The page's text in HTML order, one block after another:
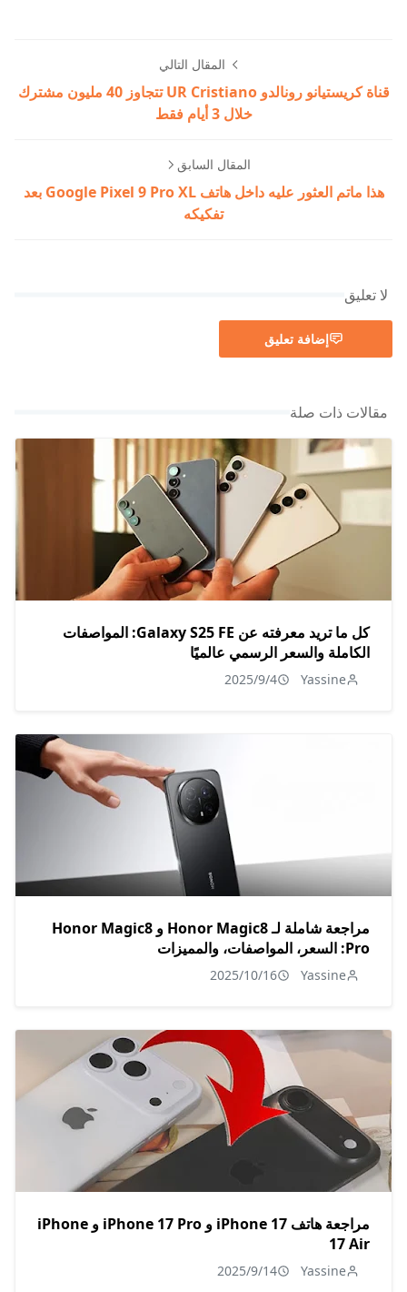
المقال التالي
قناة كريستيانو رونالدو UR Cristiano تتجاوز 40 مليون مشترك
خلال 3 أيام فقط
المقال السابق
هذا ماتم العثور عليه داخل هاتف Google Pixel 9 Pro XL بعد
تفكيكه
لا تعليق
إضافة تعليق
مقالات ذات صلة
كل ما تريد معرفته عن Galaxy S25 FE: المواصفات
الكاملة والسعر الرسمي عالميًا
Yassine
2025/9/4
مراجعة شاملة لـ Honor Magic8 و Honor Magic8
Pro: السعر، المواصفات، والمميزات
Yassine
2025/10/16
مراجعة هاتف iPhone 17 و iPhone 17 Pro و iPhone
17 Air
Yassine
2025/9/14